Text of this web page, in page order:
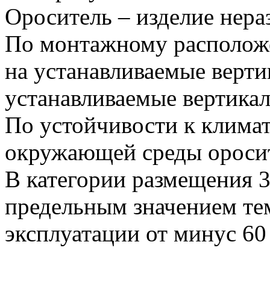
Ороситель – изделие
По монтажному
на устанавливаемые
устанавливаемые
По устойчивости к
окружающей среды
В категории
предельным значением
эксплуатации от минус